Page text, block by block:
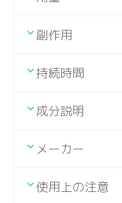
副作用
持続時間
成分説明
メーカー
使用上の注意